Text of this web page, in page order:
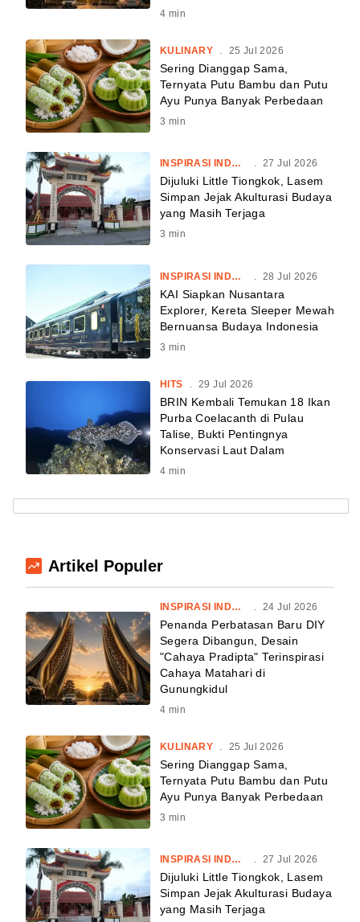
4 min
KULINARY . 25 Jul 2026
Sering Dianggap Sama,
Ternyata Putu Bambu dan Putu
Ayu Punya Banyak Perbedaan
3 min
INSPIRASI INDONESIA . 27 Jul 2026
Dijuluki Little Tiongkok, Lasem
Simpan Jejak Akulturasi Budaya
yang Masih Terjaga
3 min
INSPIRASI INDONESIA 28 Jul 2026
KAI Siapkan Nusantara
Explorer, Kereta Sleeper Mewah
Bernuansa Budaya Indonesia
3 min
HITS 29 Jul 2026
BRIN Kembali Temukan 18 Ikan
Purba Coelacanth di Pulau
Talise, Bukti Pentingnya
Konservasi Laut Dalam
4 min
Artikel Populer
INSPIRASI INDONESIA 24 Jul 2026
Penanda Perbatasan Baru DIY
Segera Dibangun, Desain
"Cahaya Pradipta" Terinspirasi
Cahaya Matahari di
Gunungkidul
4 min
KULINARY 25 Jul 2026
Sering Dianggap Sama,
Ternyata Putu Bambu dan Putu
Ayu Punya Banyak Perbedaan
3 min
INSPIRASI INDONESIA . 27 Jul 2026
Dijuluki Little Tiongkok, Lasem
Simpan Jejak Akulturasi Budaya
yang Masih Terjaga